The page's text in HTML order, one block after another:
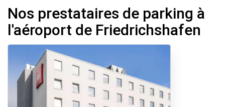
votre terminal. L'option idéale pour voyager sans
stress!
Nos prestataires de parking à
l'aéroport de Friedrichshafen